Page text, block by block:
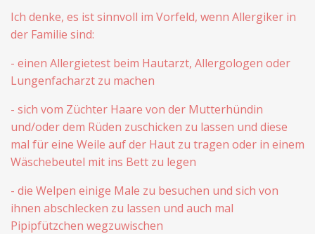
Ich denke, es ist sinnvoll im Vorfeld, wenn Allergiker in
der Familie sind:
- einen Allergietest beim Hautarzt, Allergologen oder
Lungenfacharzt zu machen
- sich vom Züchter Haare von der Mutterhündin
und/oder dem Rüden zuschicken zu lassen und diese
mal für eine Weile auf der Haut zu tragen oder in einem
Wäschebeutel mit ins Bett zu legen
- die Welpen einige Male zu besuchen und sich von
ihnen abschlecken zu lassen und auch mal
Pipipfützchen wegzuwischen